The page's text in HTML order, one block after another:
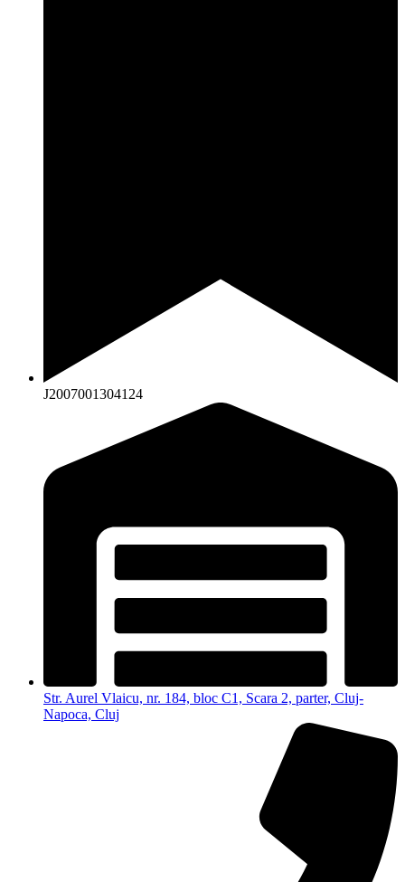
J2007001304124
Str. Aurel Vlaicu, nr. 184, bloc C1, Scara 2, parter, Cluj-
Napoca, Cluj